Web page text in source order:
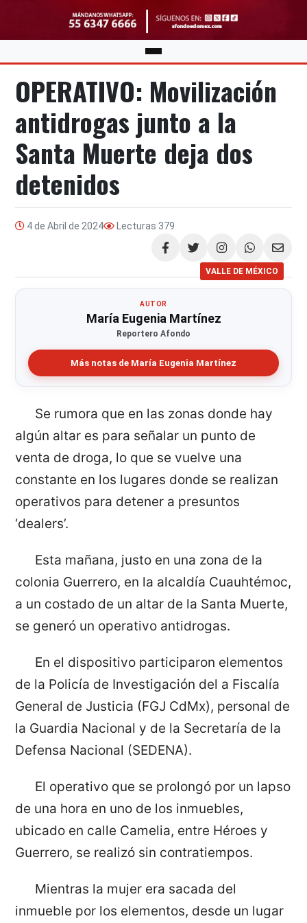
OPERATIVO: Movilización
antidrogas junto a la
Santa Muerte deja dos
detenidos
4 de Abril de 2024 Lecturas 379
Compartir
VALLE DE MÉXICO
AUTOR
María Eugenia Martínez
Reportero Afondo
Más notas de María Eugenia Martínez
Se rumora que en las zonas donde hay
algún altar es para señalar un punto de
venta de droga, lo que se vuelve una
constante en los lugares donde se realizan
operativos para detener a presuntos
‘dealers’.
Esta mañana, justo en una zona de la
colonia Guerrero, en la alcaldía Cuauhtémoc,
a un costado de un altar de la Santa Muerte,
se generó un operativo antidrogas.
En el dispositivo participaron elementos
de la Policía de Investigación del a Fiscalía
General de Justicia (FGJ CdMx), personal de
la Guardia Nacional y de la Secretaría de la
Defensa Nacional (SEDENA).
El operativo que se prolongó por un lapso
de una hora en uno de los inmuebles,
ubicado en calle Camelia, entre Héroes y
Guerrero, se realizó sin contratiempos.
Mientras la mujer era sacada del
inmueble por los elementos, desde un lugar